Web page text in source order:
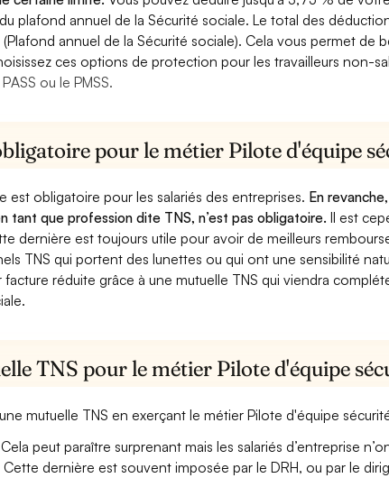
plafond annuel de la Sécurité sociale. Le total des
annuel de la Sécurité sociale). Cela vous permet de
ces options de protection pour les travailleurs non-
ou le PMSS.
pour le métier Pilote d'équipe
est obligatoire pour les salariés des entreprises. En
tant que profession dite TNS, n’est pas obligatoire.Il est
dernière est toujours utile pour avoir de meilleurs
TNS qui portent des lunettes ou qui ont une sensibilité
réduite grâce à une mutuelle TNS qui viendra
TNS pour le métier Pilote d'équipe
mutuelle TNS en exerçant le métier Pilote d'équipe
peut paraître surprenant mais les salariés d’entreprise
dernière est souvent imposée par le DRH, ou par le